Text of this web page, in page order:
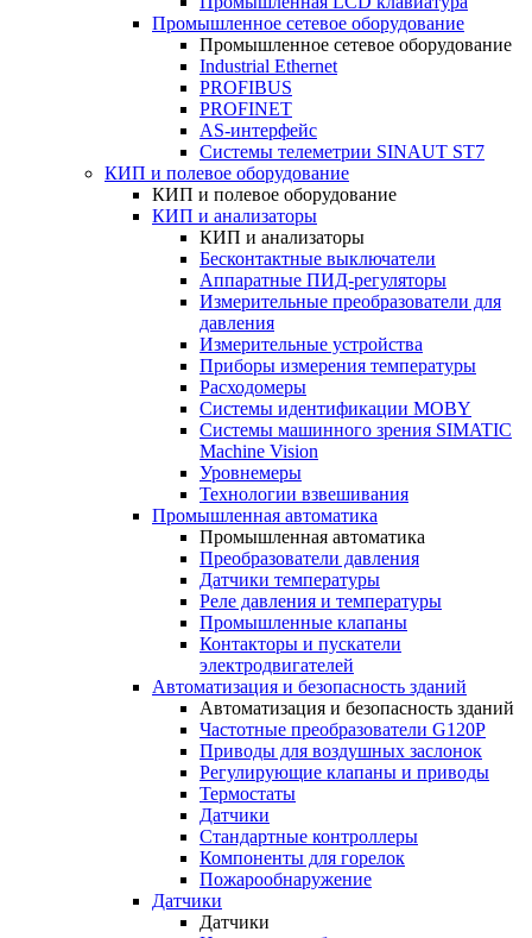
Промышленное сетевое оборудование
Промышленное сетевое оборудование
Industrial Ethernet
PROFIBUS
PROFINET
AS-интерфейс
Системы телеметрии SINAUT ST7
КИП и полевое оборудование
КИП и полевое оборудование
КИП и анализаторы
КИП и анализаторы
Бесконтактные выключатели
Аппаратные ПИД-регуляторы
Измерительные преобразователи для
давления
Измерительные устройства
Приборы измерения температуры
Расходомеры
Системы идентификации MOBY
Системы машинного зрения SIMATIC
Machine Vision
Уровнемеры
Технологии взвешивания
Промышленная автоматика
Промышленная автоматика
Преобразователи давления
Датчики температуры
Реле давления и температуры
Промышленные клапаны
Контакторы и пускатели
электродвигателей
Автоматизация и безопасность зданий
Автоматизация и безопасность зданий
Частотные преобразователи G120P
Приводы для воздушных заслонок
Регулирующие клапаны и приводы
Термостаты
Датчики
Стандартные контроллеры
Компоненты для горелок
Пожарообнаружение
Датчики
Датчики